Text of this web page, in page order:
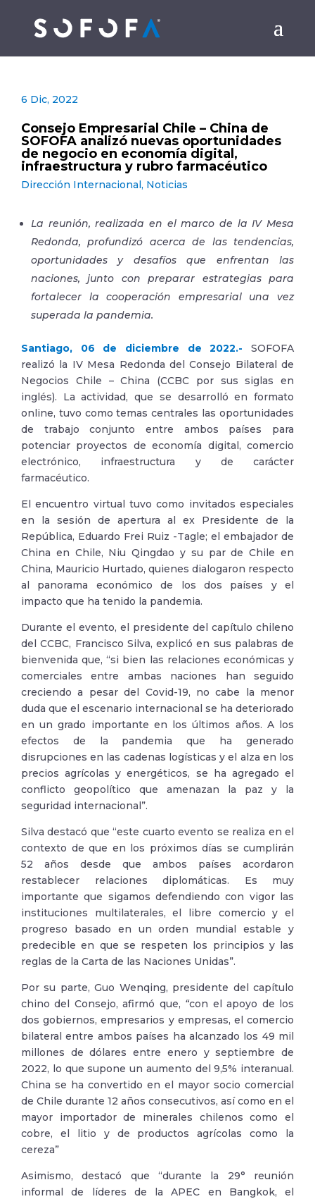
6 Dic, 2022
Consejo Empresarial Chile – China de
SOFOFA analizó nuevas oportunidades
de negocio en economía digital,
infraestructura y rubro farmacéutico
Dirección Internacional, Noticias
La reunión, realizada en el marco de la IV Mesa
Redonda, profundizó acerca de las tendencias,
oportunidades y desafíos que enfrentan las
naciones, junto con preparar estrategias para
fortalecer la cooperación empresarial una vez
superada la pandemia.
Santiago, 06 de diciembre de 2022.- SOFOFA
realizó la IV Mesa Redonda del Consejo Bilateral de
Negocios Chile – China (CCBC por sus siglas en
inglés). La actividad, que se desarrolló en formato
online, tuvo como temas centrales las oportunidades
de trabajo conjunto entre ambos países para
potenciar proyectos de economía digital, comercio
electrónico, infraestructura y de carácter
farmacéutico.
El encuentro virtual tuvo como invitados especiales
en la sesión de apertura al ex Presidente de la
República, Eduardo Frei Ruiz -Tagle; el embajador de
China en Chile, Niu Qingdao y su par de Chile en
China, Mauricio Hurtado, quienes dialogaron respecto
al panorama económico de los dos países y el
impacto que ha tenido la pandemia.
Durante el evento, el presidente del capítulo chileno
del CCBC, Francisco Silva, explicó en sus palabras de
bienvenida que, “si bien las relaciones económicas y
comerciales entre ambas naciones han seguido
creciendo a pesar del Covid-19, no cabe la menor
duda que el escenario internacional se ha deteriorado
en un grado importante en los últimos años. A los
efectos de la pandemia que ha generado
disrupciones en las cadenas logísticas y el alza en los
precios agrícolas y energéticos, se ha agregado el
conflicto geopolítico que amenazan la paz y la
seguridad internacional”.
Silva destacó que “este cuarto evento se realiza en el
contexto de que en los próximos días se cumplirán
52 años desde que ambos países acordaron
restablecer relaciones diplomáticas. Es muy
importante que sigamos defendiendo con vigor las
instituciones multilaterales, el libre comercio y el
progreso basado en un orden mundial estable y
predecible en que se respeten los principios y las
reglas de la Carta de las Naciones Unidas”.
Por su parte, Guo Wenqing, presidente del capítulo
chino del Consejo, afirmó que, “con el apoyo de los
dos gobiernos, empresarios y empresas, el comercio
bilateral entre ambos países ha alcanzado los 49 mil
millones de dólares entre enero y septiembre de
2022, lo que supone un aumento del 9,5% interanual.
China se ha convertido en el mayor socio comercial
de Chile durante 12 años consecutivos, así como en el
mayor importador de minerales chilenos como el
cobre, el litio y de productos agrícolas como la
cereza”
Asimismo, destacó que “durante la 29° reunión
informal de líderes de la APEC en Bangkok, el